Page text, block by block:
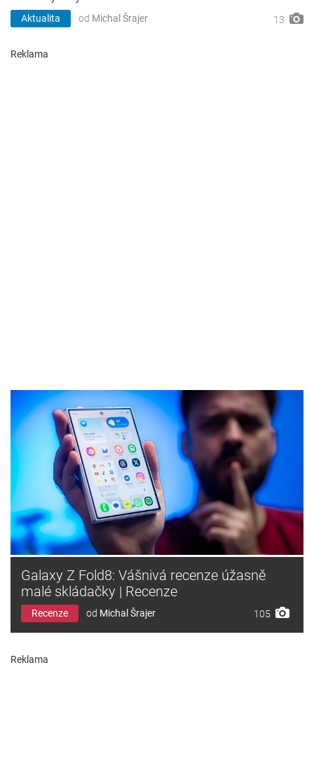
Aktualita od Michal Šrajer 13
Reklama
Galaxy Z Fold8: Vášnivá recenze úžasně
malé skládačky | Recenze
Recenze od Michal Šrajer 105
Reklama